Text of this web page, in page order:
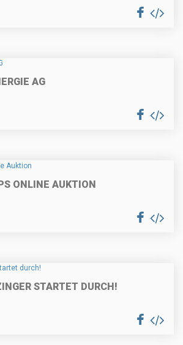
AG
ONLINE AUKTION
STARTET DURCH!